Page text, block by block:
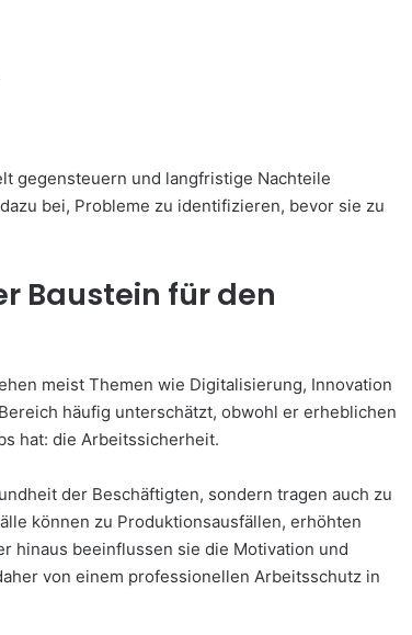
gegensteuern und langfristige Nachteile
bei, Probleme zu identifizieren, bevor sie zu
Baustein für den
meist Themen wie Digitalisierung, Innovation
häufig unterschätzt, obwohl er erheblichen
hat: die Arbeitssicherheit.
der Beschäftigten, sondern tragen auch zu
können zu Produktionsausfällen, erhöhten
hinaus beeinflussen sie die Motivation und
von einem professionellen Arbeitsschutz in